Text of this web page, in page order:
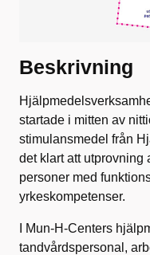
Beskrivning
startade i mitten av
stimulansmedel från
det klart att utprovning
personer med
yrkeskompetenser.
I Mun-H-Centers
tandvårdspersonal,